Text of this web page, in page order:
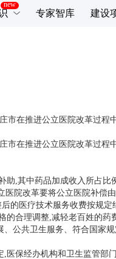
专家智库 建设
推进公立医院改革过程
在推进公立医院改革过程
中药品加成收入所占比
改革要将公立医院补偿
的医疗技术服务收费按规定
理调整,减轻老百姓的药
公共卫生服务、符合国家
经办机构和卫生监管部